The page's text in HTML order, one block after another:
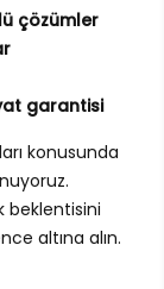
çözümler
garantisi
konusunda
beklentisini
altına alın.